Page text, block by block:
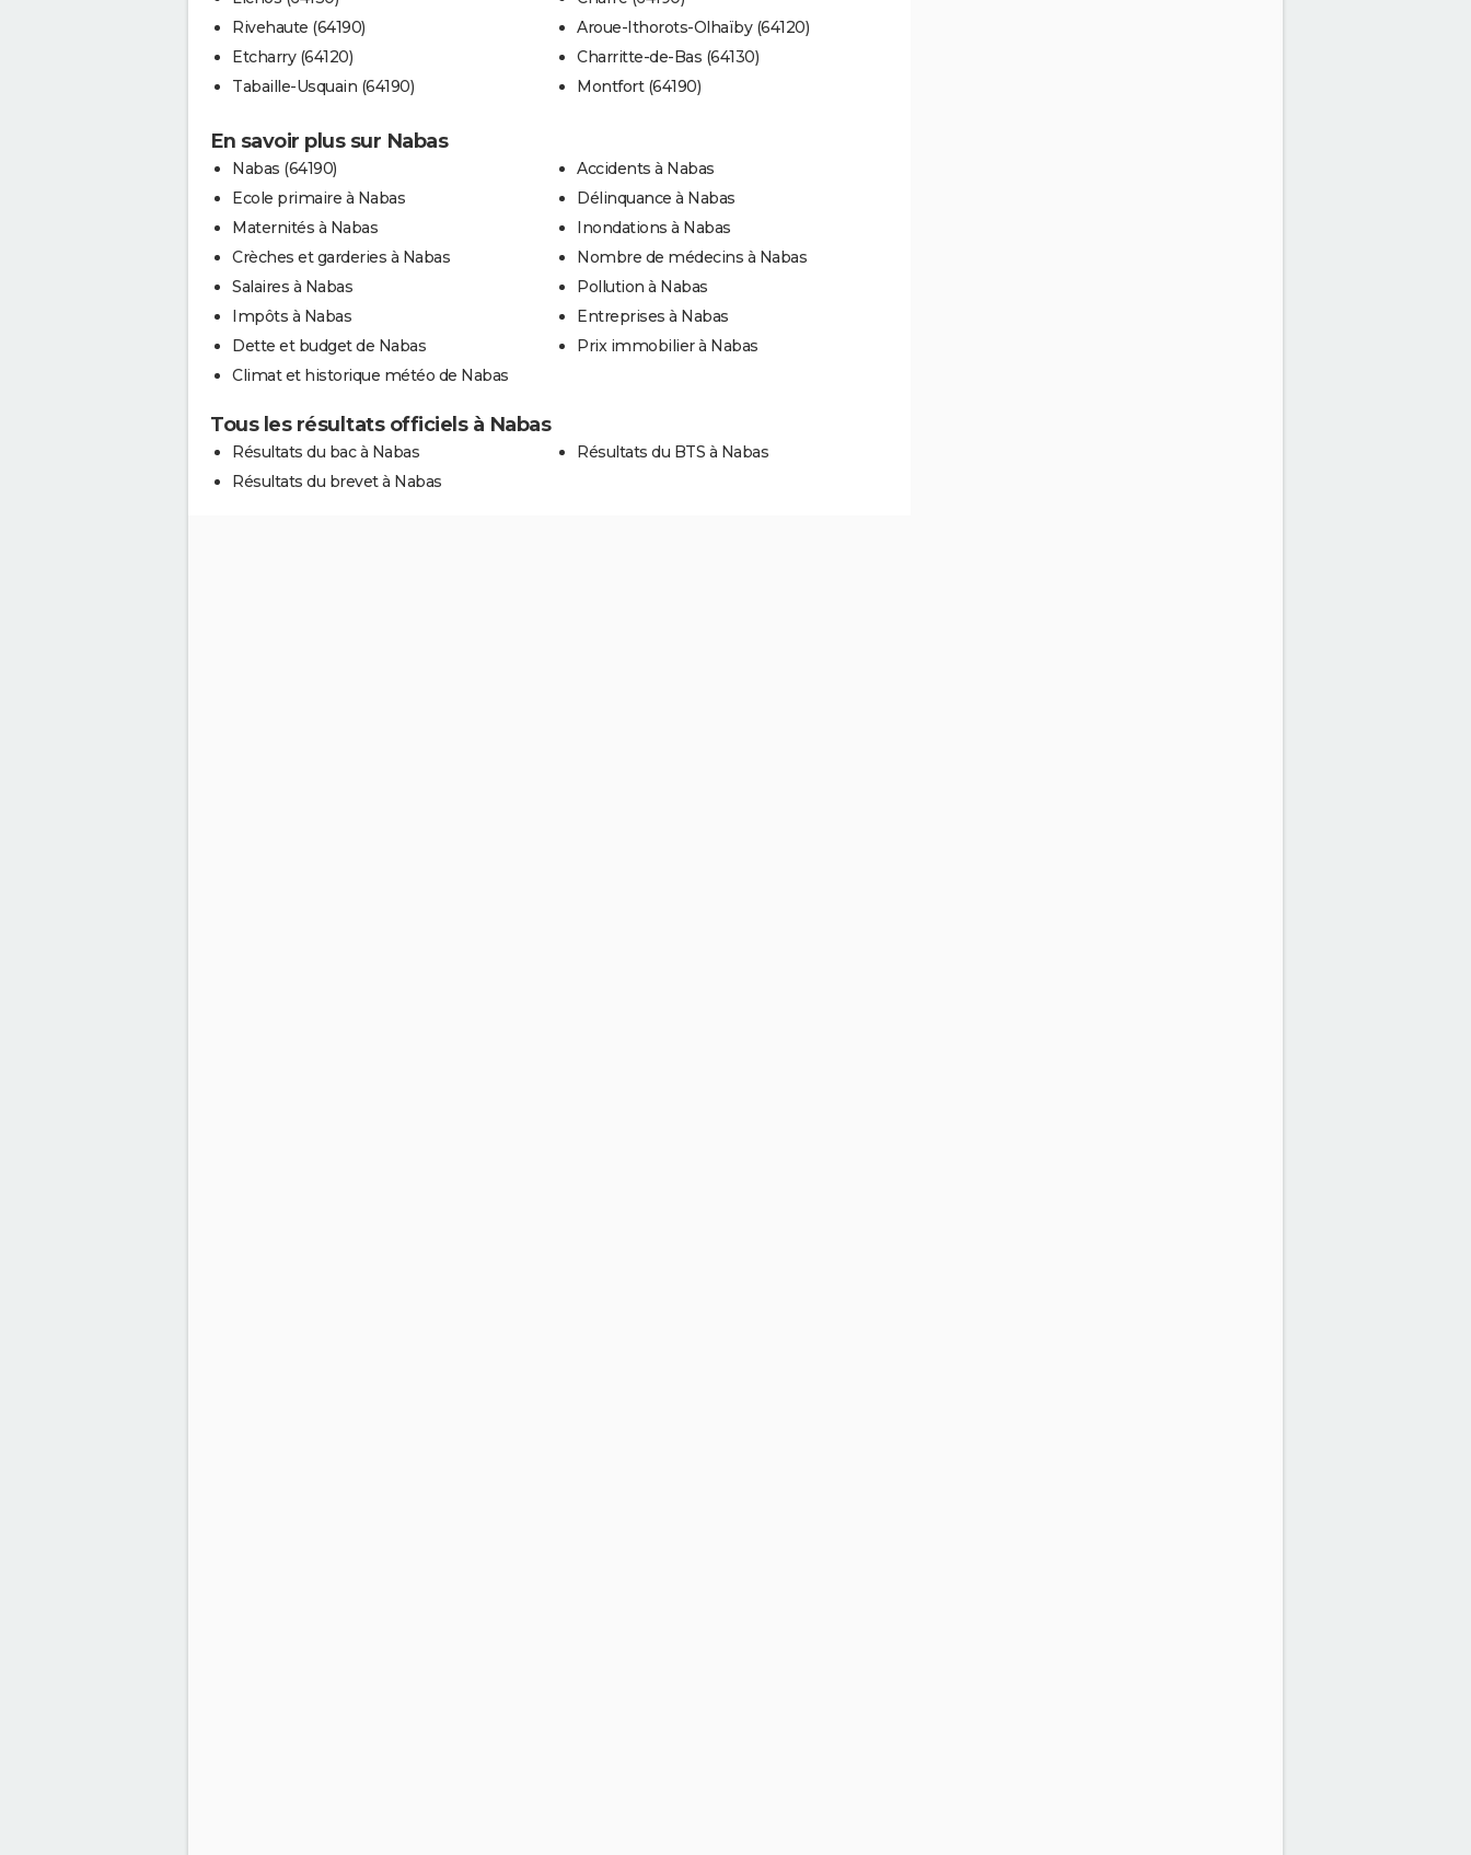
Rivehaute (64190)
Etcharry (64120)
Tabaille-Usquain (64190)
Aroue-Ithorots-Olhaïby (64120)
Charritte-de-Bas (64130)
Montfort (64190)
En savoir plus sur Nabas
Nabas (64190)
Ecole primaire à Nabas
Maternités à Nabas
Crèches et garderies à Nabas
Salaires à Nabas
Impôts à Nabas
Dette et budget de Nabas
Climat et historique météo de Nabas
Accidents à Nabas
Délinquance à Nabas
Inondations à Nabas
Nombre de médecins à Nabas
Pollution à Nabas
Entreprises à Nabas
Prix immobilier à Nabas
Tous les résultats officiels à Nabas
Résultats du bac à Nabas
Résultats du brevet à Nabas
Résultats du BTS à Nabas